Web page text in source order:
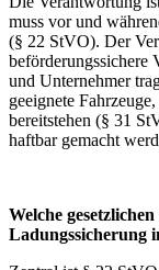
muss vor und
(§ 22 StVO). Der
beförderungssichere
und Unternehmer
geeignete
bereitstehen (§ 31
haftbar gemacht
Welche
Ladungssicherung